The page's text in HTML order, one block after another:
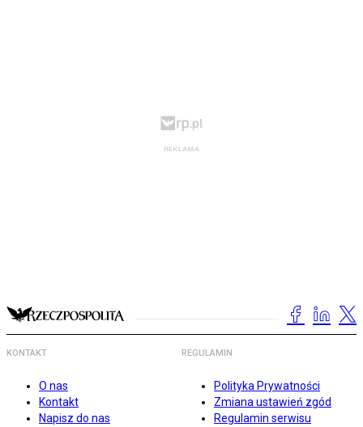
KONTAKT
O nas
Kontakt
Napisz do nas
REGULAMIN
Polityka Prywatności
Zmiana ustawień zgód
Regulamin serwisu